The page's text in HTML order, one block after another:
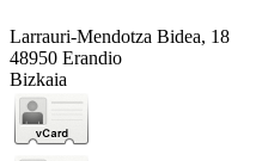
Larrauri-Mendotza Bidea, 18
48950 Erandio
Bizkaia